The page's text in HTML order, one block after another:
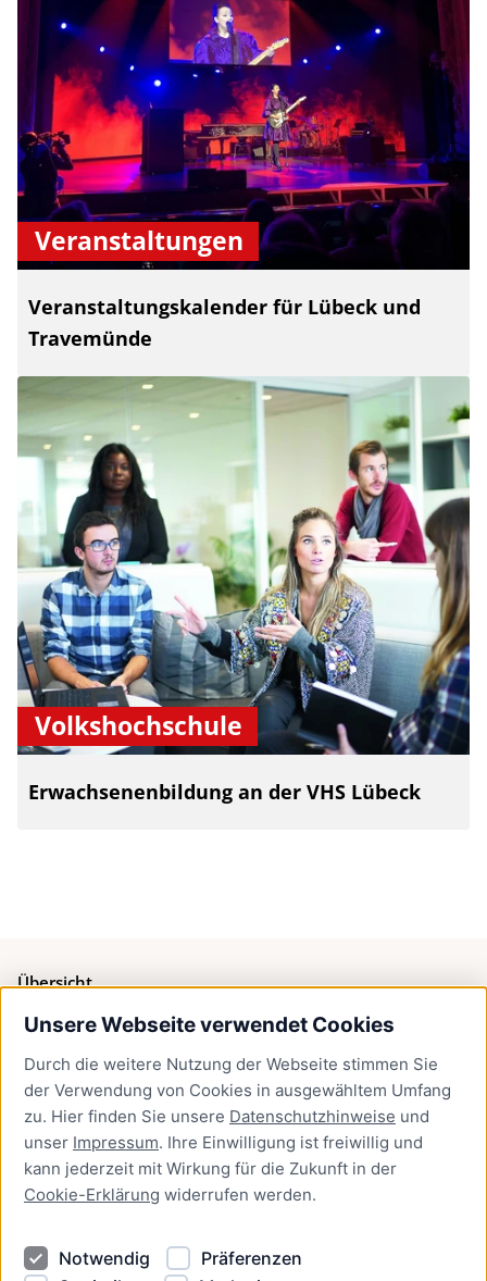
Unsere Webseite verwendet Cookies
Durch die weitere Nutzung der Webseite stimmen Sie
der Verwendung von Cookies in ausgewähltem Umfang
zu. Hier finden Sie unsere Datenschutzhinweise und
unser Impressum. Ihre Einwilligung ist freiwillig und
kann jederzeit mit Wirkung für die Zukunft in der
Cookie-Erklärung widerrufen werden.
Notwendig
Präferenzen
Veranstaltungen
Veranstaltungskalender für Lübeck und
Travemünde
Volkshochschule
Erwachsenenbildung an der VHS Lübeck
Übersicht
Bürgerservice
Presse
Newsletter Lübeck:kompakt
Kontakt
Kontakt
Datenschutzhinweise